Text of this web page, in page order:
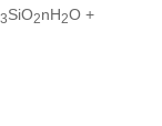
3SiO2nH2O +